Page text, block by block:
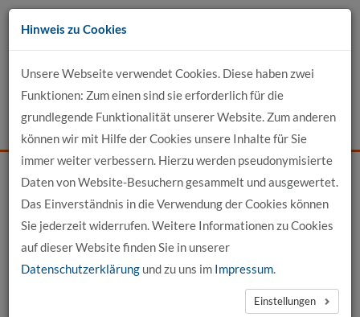
Zum
Inhalt
Events News Login Suche
Kontakt
Startseite Für Bewerber Bewerbung
Hinweis zu Cookies
Unsere Webseite verwendet Cookies. Diese haben zwei
Funktionen: Zum einen sind sie erforderlich für die
grundlegende Funktionalität unserer Website. Zum anderen
können wir mit Hilfe der Cookies unsere Inhalte für Sie
immer weiter verbessern. Hierzu werden pseudonymisierte
Daten von Website-Besuchern gesammelt und ausgewertet.
Das Einverständnis in die Verwendung der Cookies können
Sie jederzeit widerrufen. Weitere Informationen zu Cookies
auf dieser Website finden Sie in unserer
Datenschutzerklärung und zu uns im Impressum.
Einstellungen